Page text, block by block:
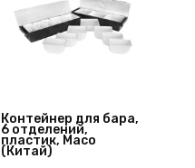
Контейнер для бара,
6 отделений,
пластик, Maco
(Китай)